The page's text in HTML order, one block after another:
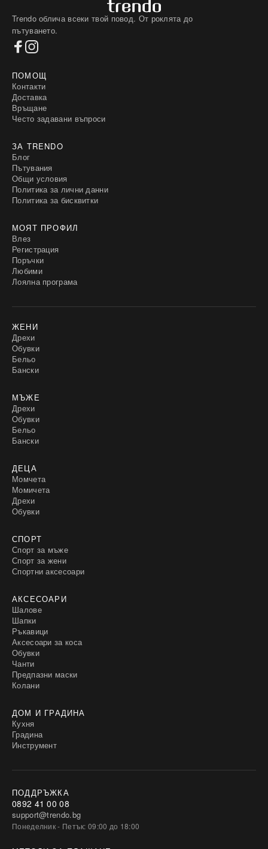
Trendo облича всеки твой повод. От роклята до
пътуването.
ПОМОЩ
Контакти
Доставка
Връщане
Често задавани въпроси
ЗА TRENDO
Блог
Пътувания
Общи условия
Политика за лични данни
Политика за бисквитки
МОЯТ ПРОФИЛ
Влез
Регистрация
Поръчки
Любими
Лоялна програма
ЖЕНИ
Дрехи
Обувки
Бельо
Бански
МЪЖЕ
Дрехи
Обувки
Бельо
Бански
ДЕЦА
Момчета
Момичета
Дрехи
Обувки
СПОРТ
Спорт за мъже
Спорт за жени
Спортни аксесоари
АКСЕСОАРИ
Шалове
Шапки
Ръкавици
Аксесоари за коса
Обувки
Чанти
Предпазни маски
Колани
ДОМ И ГРАДИНА
Кухня
Градина
Инструмент
ПОДДРЪЖКА
0892 41 00 08
support@trendo.bg
Понеделник - Петък: 09:00 до 18:00